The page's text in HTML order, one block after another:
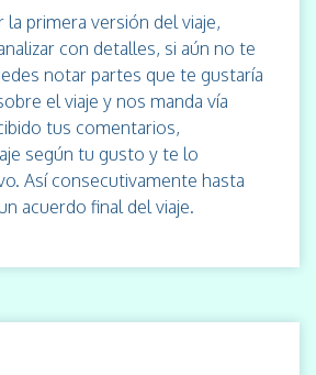
primera versión del viaje,
con detalles, si aún no te
notar partes que te gustaría
el viaje y nos manda vía
tus comentarios,
según tu gusto y te lo
Así consecutivamente hasta
acuerdo final del viaje.